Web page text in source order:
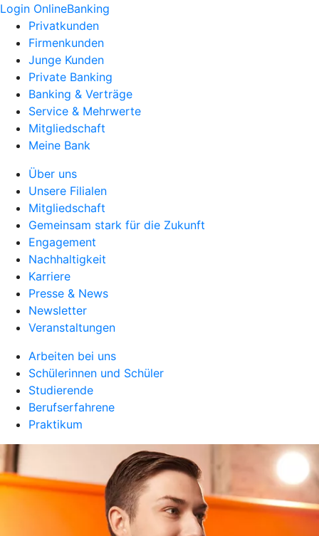
Login OnlineBanking
Privatkunden
Firmenkunden
Junge Kunden
Private Banking
Banking & Verträge
Service & Mehrwerte
Mitgliedschaft
Meine Bank
Über uns
Unsere Filialen
Mitgliedschaft
Gemeinsam stark für die Zukunft
Engagement
Nachhaltigkeit
Karriere
Presse & News
Newsletter
Veranstaltungen
Arbeiten bei uns
Schülerinnen und Schüler
Studierende
Berufserfahrene
Praktikum